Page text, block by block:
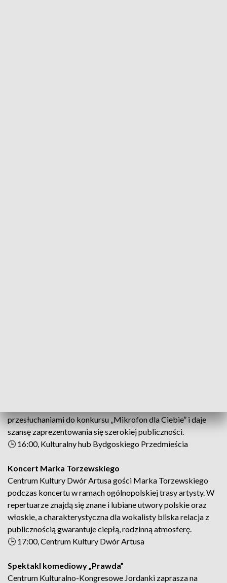
przesłuchaniami do konkursu „Mikrofon dla Ciebie” i daje
szansę zaprezentowania się szerokiej publiczności.
🕒 16:00, Kulturalny hub Bydgoskiego Przedmieścia
Koncert Marka Torzewskiego
Centrum Kultury Dwór Artusa gości Marka Torzewskiego
podczas koncertu w ramach ogólnopolskiej trasy artysty. W
repertuarze znajdą się znane i lubiane utwory polskie oraz
włoskie, a charakterystyczna dla wokalisty bliska relacja z
publicznością gwarantuje ciepłą, rodzinną atmosferę.
🕒 17:00, Centrum Kultury Dwór Artusa
Spektakl komediowy „Prawda”
Centrum Kulturalno-Kongresowe Jordanki zaprasza na